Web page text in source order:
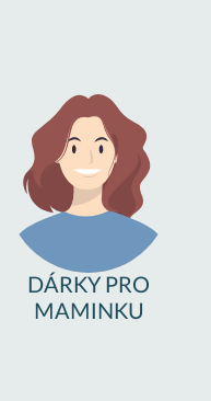
DÁRKY PRO
MAMINKU